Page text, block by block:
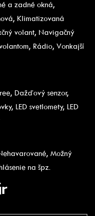
a zadné okná,
Klimatizovaná
volant, Navigačný
Rádio, Vonkajší
Dažďový senzor,
LED svetlomety, LED
Možný
na špz.